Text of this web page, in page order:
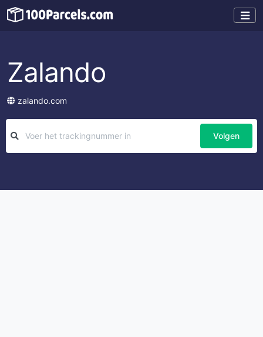
Zalando
zalando.com
Volgen